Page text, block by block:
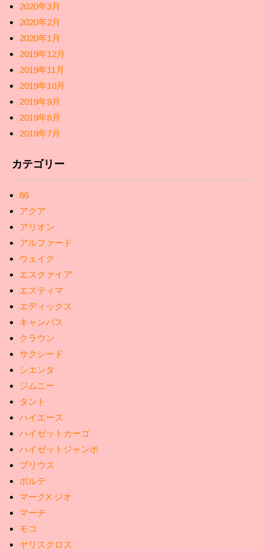
2020年3月
2020年2月
2020年1月
2019年12月
2019年11月
2019年10月
2019年9月
2019年8月
2019年7月
カテゴリー
86
アクア
アリオン
アルファード
ウェイク
エスクァイア
エスティマ
エディックス
キャンバス
クラウン
サクシード
シエンタ
ジムニー
タント
ハイエース
ハイゼットカーゴ
ハイゼットジャンボ
プリウス
ポルテ
マークX ジオ
マーチ
モコ
ヤリスクロス